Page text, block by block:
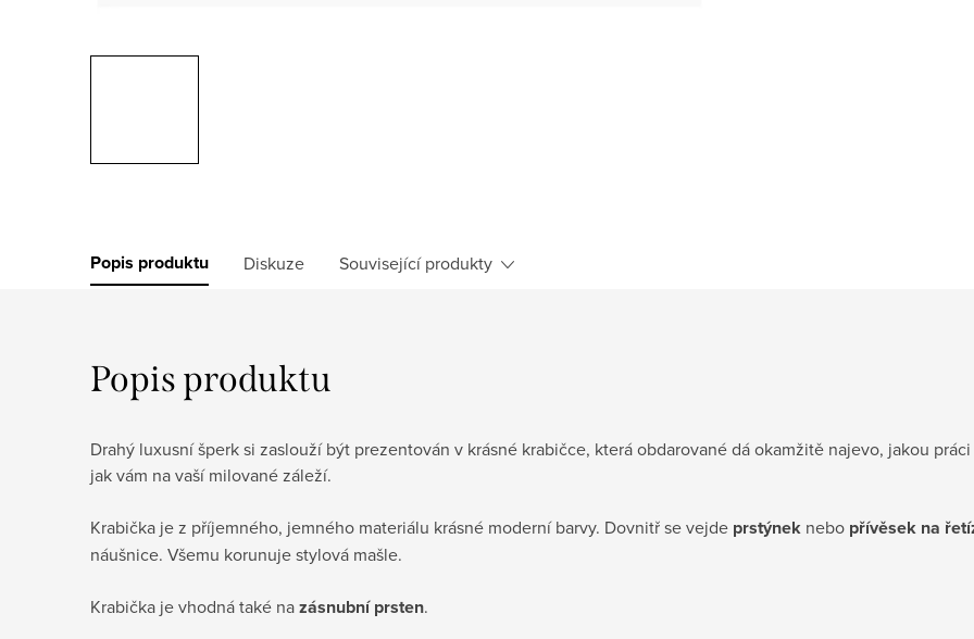
Popis produktu Diskuze Související produkty
Popis produktu
Drahý luxusní šperk si zaslouží být prezentován v krásné krabičce, která obdarované dá okamžitě najevo, jakou
jak vám na vaší milované záleží.
Krabička je z příjemného, jemného materiálu krásné moderní barvy. Dovnitř se vejde prstýnek nebo přívěsek na
náušnice. Všemu korunuje stylová mašle.
Krabička je vhodná také nazásnubní prsten.